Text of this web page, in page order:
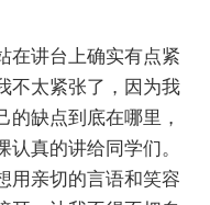
讲台上确实有点紧
不太紧张了，因为我
的缺点到底在哪里，
真的讲给同学们。
用亲切的言语和笑容